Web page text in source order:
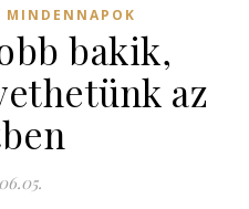
MINDENNAPOK
bakik,
az